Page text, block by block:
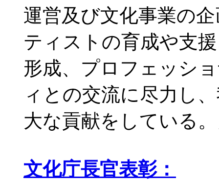
運営及び文化事業の
ティストの育成や支
形成、プロフェッシ
ィとの交流に尽力し
大な貢献をしている
文化庁長官表彰：